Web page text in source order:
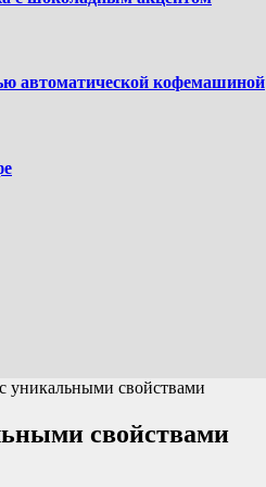
автоматической кофемашиной
уникальными свойствами
свойствами